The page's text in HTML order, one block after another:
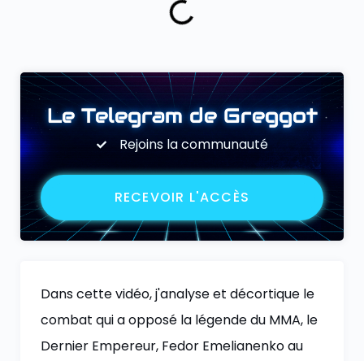
Dans cette vidéo, j'analyse et décortique le
combat qui a opposé la légende du MMA, le
Dernier Empereur, Fedor Emelianenko au
Le Telegram de Greggot
Rejoins la communauté
RECEVOIR L'ACCÈS